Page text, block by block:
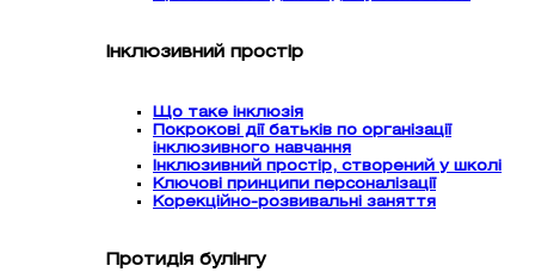
Інклюзивний простір
Що таке інклюзія
Покрокові дії батьків по організації
інклюзивного навчання
Інклюзивний простір, створений у школі
Ключові принципи персоналізації
Корекційно-розвивальні заняття
Протидія булінгу